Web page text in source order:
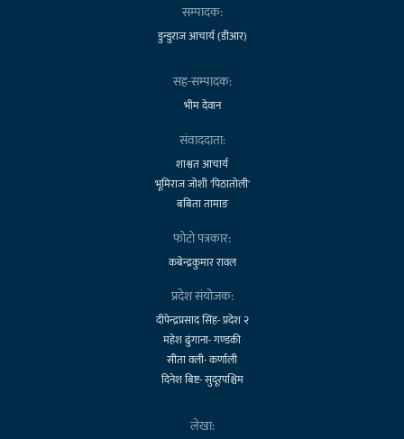
सम्पादक:
डुन्डुराज आचार्य (डीआर)
सह-सम्पादक:
भीम देवान
संवाददाता:
शाश्वत आचार्य
भूमिराज जोशी 'पिठातोली'
बबिता तामाङ
फोटो पत्रकार:
कबेन्द्रकुमार रावल
प्रदेश संयोजक:
दीपेन्द्रप्रसाद सिंह- प्रदेश २
महेश ढुंगाना- गण्डकी
सीता वली- कर्णाली
दिनेश बिष्ट- सुदूरपश्चिम
लेखा: